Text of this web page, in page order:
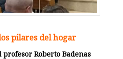
pilares del hogar
profesor Roberto Badenas